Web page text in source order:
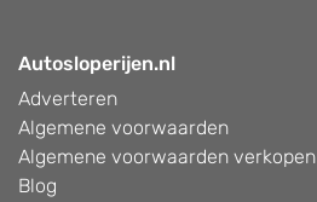
Autosloperijen.nl
Adverteren
Algemene voorwaarden
Algemene voorwaarden verkopen
Blog